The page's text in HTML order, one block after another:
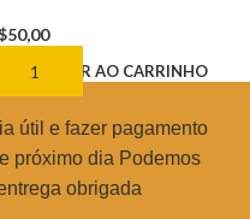
50,00
ADICIONAR AO CARRINHO
útil e fazer pagamento
próximo dia Podemos
obrigada